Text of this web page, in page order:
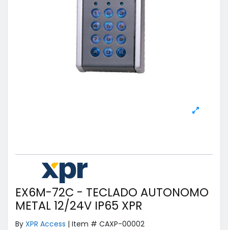
EX6M-72C - TECLADO AUTONOMO
METAL 12/24V IP65 XPR
By XPR Access | Item # CAXP-00002